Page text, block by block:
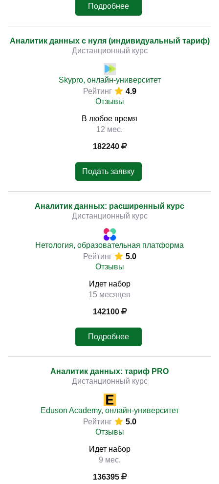
Подробнее
Аналитик данных с нуля (индивидуальный тариф)
Дистанционный курс
Skypro, онлайн-университет
Рейтинг
4.9
Отзывы
В любое время
12 мес.
182240
Подать заявку
Аналитик данных: расширенный курс
Дистанционный курс
Нетология, образовательная платформа
Рейтинг
5.0
Отзывы
Идет набор
15 месяцев
142100
Подробнее
Аналитик данных: тариф PRO
Дистанционный курс
Eduson Academy, онлайн-университет
Рейтинг
5.0
Отзывы
Идет набор
9 мес.
136395